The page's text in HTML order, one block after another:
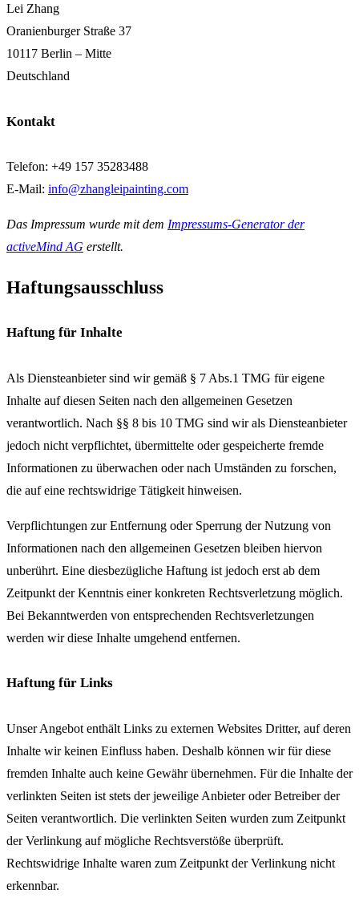
Lei Zhang
Oranienburger Straße 37
10117 Berlin – Mitte
Deutschland
Kontakt
Telefon: +49 157 35283488
E-Mail: info@zhangleipainting.com
Das Impressum wurde mit dem Impressums-Generator der
activeMind AG erstellt.
Haftungsausschluss
Haftung für Inhalte
Als Diensteanbieter sind wir gemäß § 7 Abs.1 TMG für eigene
Inhalte auf diesen Seiten nach den allgemeinen Gesetzen
verantwortlich. Nach §§ 8 bis 10 TMG sind wir als Diensteanbieter
jedoch nicht verpflichtet, übermittelte oder gespeicherte fremde
Informationen zu überwachen oder nach Umständen zu forschen,
die auf eine rechtswidrige Tätigkeit hinweisen.
Verpflichtungen zur Entfernung oder Sperrung der Nutzung von
Informationen nach den allgemeinen Gesetzen bleiben hiervon
unberührt. Eine diesbezügliche Haftung ist jedoch erst ab dem
Zeitpunkt der Kenntnis einer konkreten Rechtsverletzung möglich.
Bei Bekanntwerden von entsprechenden Rechtsverletzungen
werden wir diese Inhalte umgehend entfernen.
Haftung für Links
Unser Angebot enthält Links zu externen Websites Dritter, auf deren
Inhalte wir keinen Einfluss haben. Deshalb können wir für diese
fremden Inhalte auch keine Gewähr übernehmen. Für die Inhalte der
verlinkten Seiten ist stets der jeweilige Anbieter oder Betreiber der
Seiten verantwortlich. Die verlinkten Seiten wurden zum Zeitpunkt
der Verlinkung auf mögliche Rechtsverstöße überprüft.
Rechtswidrige Inhalte waren zum Zeitpunkt der Verlinkung nicht
erkennbar.